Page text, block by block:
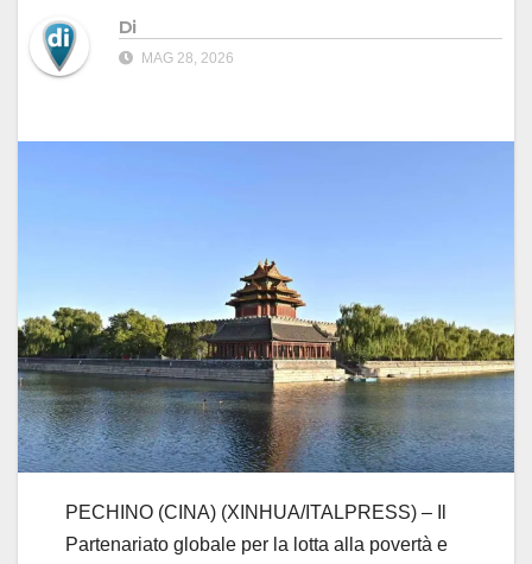
Di
MAG 28, 2026
PECHINO (CINA) (XINHUA/ITALPRESS) – Il
Partenariato globale per la lotta alla povertà e